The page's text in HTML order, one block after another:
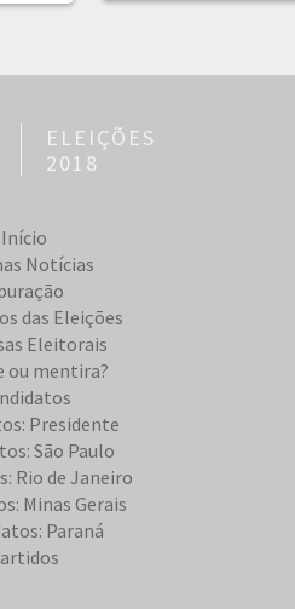
ELEIÇÕES
2018
Início
Notícias
das Eleições
Eleitorais
ou mentira?
Presidente
São Paulo
Rio de Janeiro
Minas Gerais
Paraná